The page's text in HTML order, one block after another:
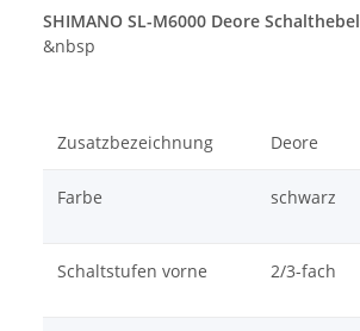
SHIMANO SL-M6000 Deore Schalthebel
&nbsp
Zusatzbezeichnung Deore
Farbe schwarz
Schaltstufen vorne 2/3-fach